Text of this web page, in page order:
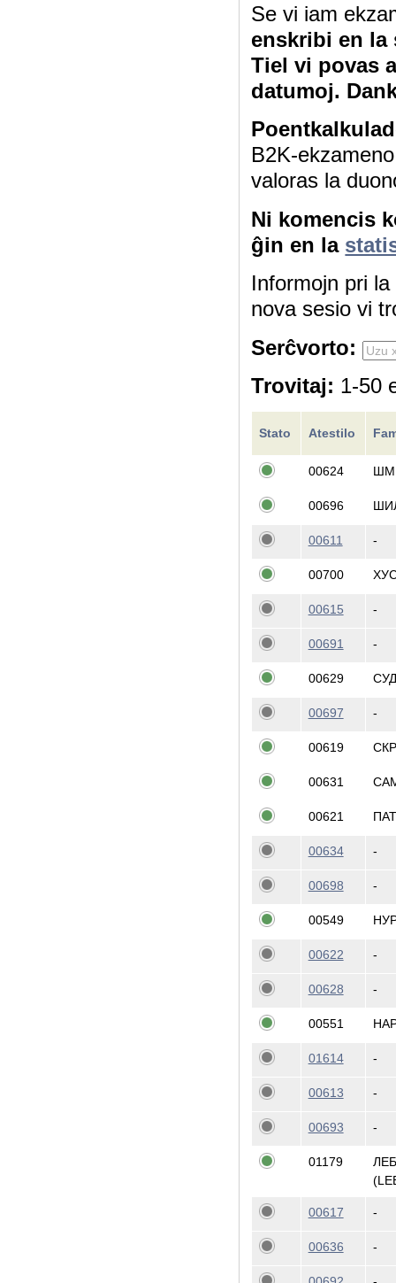
Se vi iam
enskribi en la
Tiel vi povas
datumoj.
B2K-
valoras la
Ni komencis
ĝin en la
Informojn pri
nova sesio vi
Serĉvorto:
Trovitaj: 1-50
Stato Atestilo
00624
00696
00611 -
00700
00615 -
00691 -
00629
00697 -
00619
00631
00621
00634 -
00698 -
00549
00622 -
00628 -
00551
01614 -
00613 -
00693 -
01179
00617 -
00636 -